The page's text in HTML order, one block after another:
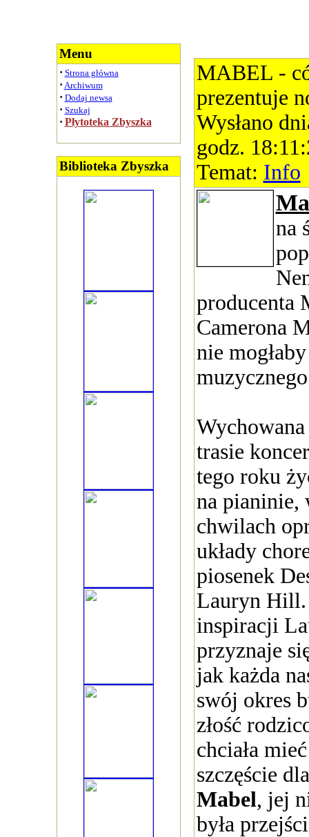
Menu
· Strona główna
· Archiwum
· Dodaj newsa
· Szukaj
· Płytoteka Zbyszka
Biblioteka Zbyszka
MABEL -
prezentuje
Wysłano
godz.
Temat: Info
na
producenta
Camerona
nie
trasie
tego roku
na pianinie,
chwilach
układy
piosenek
Lauryn Hill.
inspiracji
przyznaje
jak każda
swój okres
złość
chciała
szczęście
Mabel, jej
była